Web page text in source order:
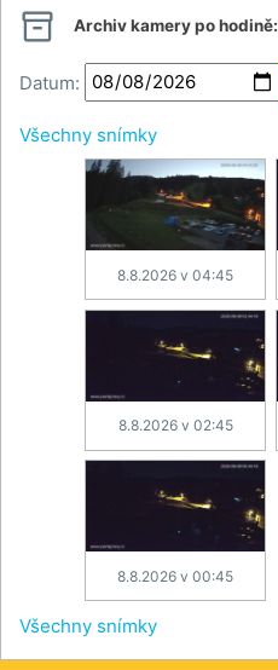
 Archiv kamery po hodině:
Datum:
Všechny snímky
8.8.2026 v 04:45
8.8.2026 v 02:45
8.8.2026 v 00:45
Všechny snímky